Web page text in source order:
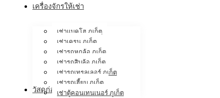
เครื่องจักรให้เช่า
เช่าแบคโฮ ภูเก็ต
เช่าเครน ภูเก็ต
เช่ารถหกล้อ ภูเก็ต
เช่ารถสิบล้อ ภูเก็ต
เช่ารถเทรลเลอร์ ภูเก็ต
เช่ารถเฮี้ยบ ภูเก็ต
เช่าตู้คอนเทนเนอร์ ภูเก็ต
วัสดุก่อสร้าง